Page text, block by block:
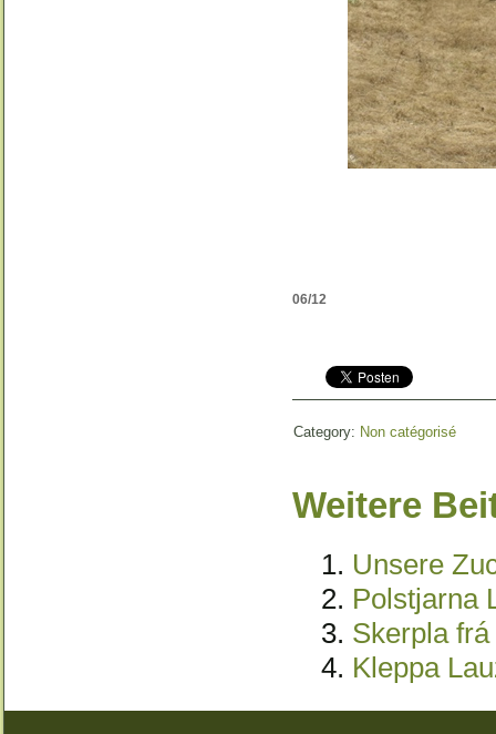
06/12
Category: Non catégorisé
Weitere
Unsere
Polstjarna
Skerpla
Kleppa